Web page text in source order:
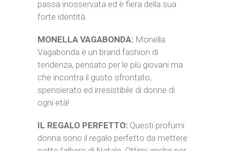
passa inosservata ed è fiera della sua
forte identità.
MONELLA VAGABONDA: Monella
Vagabonda è un brand fashion di
tendenza, pensato per le più giovani ma
che incontra il gusto sfrontato,
spensierato ed irresistibile di donne di
ogni età!
IL REGALO PERFETTO: Questi profumi
donna sono il regalo perfetto da mettere